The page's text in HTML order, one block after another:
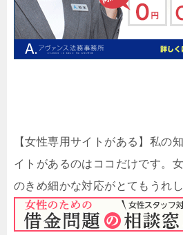
【女性専用サイトがある】私の
イトがあるのはココだけです。
のきめ細かな対応がとてもうれ